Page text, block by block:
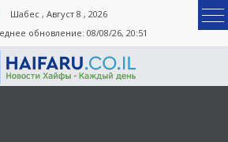
Шабес , Август 8 , 2026
обновление: 08/08/26, 20:51